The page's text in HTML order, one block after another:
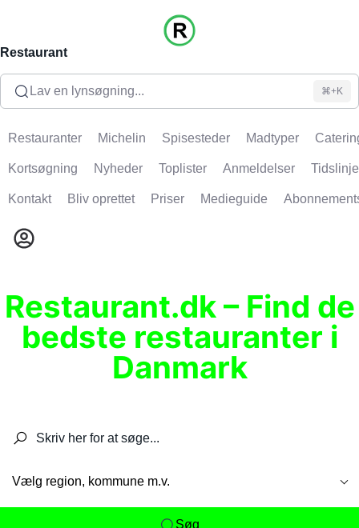
Restaurant
Lav en lynsøgning... ⌘+K
Restauranter Michelin Spisesteder Madtyper
Kortsøgning Nyheder Toplister Anmeldelser Tidslinje
Kontakt Bliv oprettet Priser Medieguide
Restaurant.dk – Find de
bedste restauranter i
Danmark
Vælg region, kommune m.v.
Søg